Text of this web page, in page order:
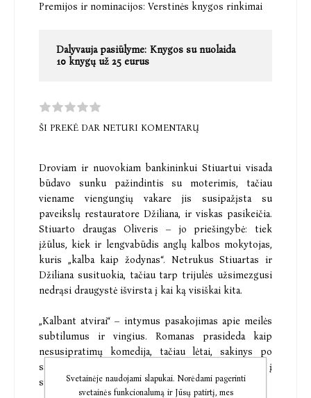
Premijos ir nominacijos: Verstinės knygos rinkimai
Dalyvauja pasiūlyme: Knygos su nuolaida
10 knygų už 25 eurus
ŠI PREKĖ DAR NETURI KOMENTARŲ
Droviam ir nuovokiam bankininkui Stiuartui visada
būdavo sunku pažindintis su moterimis, tačiau
viename viengungių vakare jis susipažįsta su
paveikslų restauratore Džiliana, ir viskas pasikeičia.
Stiuarto draugas Oliveris – jo priešingybė: tiek
įžūlus, kiek ir lengvabūdis anglų kalbos mokytojas,
kuris „kalba kaip žodynas“. Netrukus Stiuartas ir
Džiliana susituokia, tačiau tarp trijulės užsimezgusi
nedrąsi draugystė išvirsta į kai ką visiškai kita.
„Kalbant atvirai“ – intymus pasakojimas apie meilės
subtilumus ir vingius. Romanas prasideda kaip
nesusipratimų komedija, tačiau lėtai, sakinys po
sakinio, tamsėja ir gilėja, įtraukdamas mus į
sudėtingus širdies reikalų akivarus.
Svetainėje naudojami slapukai. Norėdami pagerinti
svetainės funkcionalumą ir Jūsų patirtį, mes